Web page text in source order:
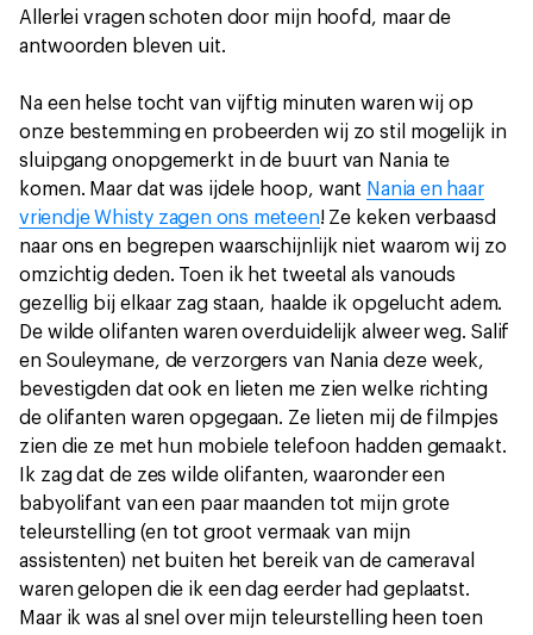
Allerlei vragen schoten door mijn hoofd, maar de
antwoorden bleven uit.
Na een helse tocht van vijftig minuten waren wij op
onze bestemming en probeerden wij zo stil mogelijk in
sluipgang onopgemerkt in de buurt van Nania te
komen. Maar dat was ijdele hoop, want Nania en haar
vriendje Whisty zagen ons meteen! Ze keken verbaasd
naar ons en begrepen waarschijnlijk niet waarom wij zo
omzichtig deden. Toen ik het tweetal als vanouds
gezellig bij elkaar zag staan, haalde ik opgelucht adem.
De wilde olifanten waren overduidelijk alweer weg. Salif
en Souleymane, de verzorgers van Nania deze week,
bevestigden dat ook en lieten me zien welke richting
de olifanten waren opgegaan. Ze lieten mij de filmpjes
zien die ze met hun mobiele telefoon hadden gemaakt.
Ik zag dat de zes wilde olifanten, waaronder een
babyolifant van een paar maanden tot mijn grote
teleurstelling (en tot groot vermaak van mijn
assistenten) net buiten het bereik van de cameraval
waren gelopen die ik een dag eerder had geplaatst.
Maar ik was al snel over mijn teleurstelling heen toen